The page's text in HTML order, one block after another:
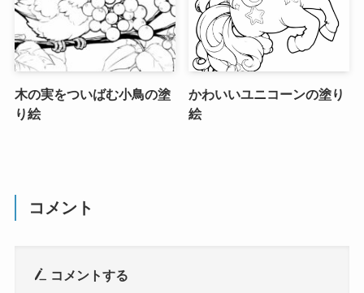
木の実をついばむ小鳥の塗
り絵
かわいいユニコーンの塗り
絵
コメント
コメントする